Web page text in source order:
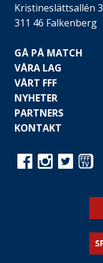
Kristineslättsallén 3
311 46 Falkenberg
GÅ PÅ MATCH
VÅRA LAG
VÅRT FFF
NYHETER
PARTNERS
KONTAKT